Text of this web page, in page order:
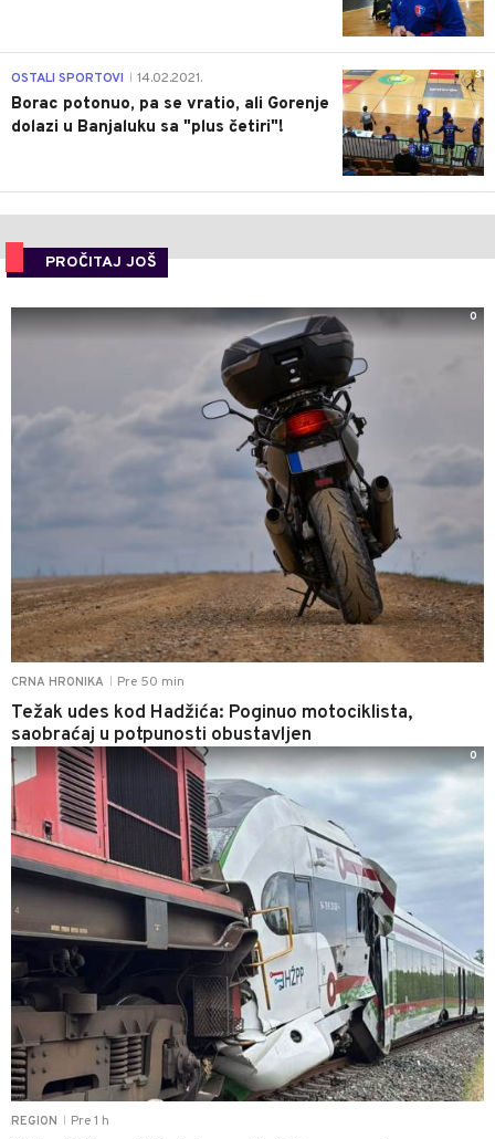
3
OSTALI SPORTOVI 14.02.2021.
Borac potonuo, pa se vratio, ali Gorenje
dolazi u Banjaluku sa "plus četiri"!
PROČITAJ JOŠ
CRNA HRONIKA Pre 50 min
Težak udes kod Hadžića: Poginuo motociklista,
saobraćaj u potpunosti obustavljen
0
REGION Pre 1 h
0